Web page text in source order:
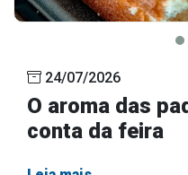
24/07/2026
O aroma das
conta da feira